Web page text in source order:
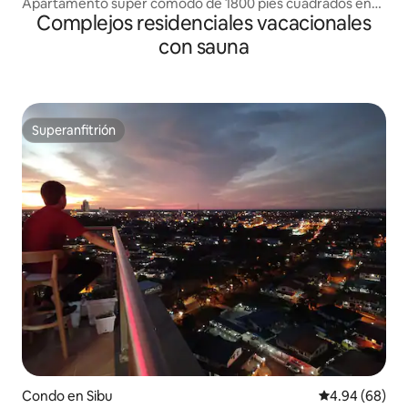
Imperial Suites
Complejos residenciales vacacionales
con sauna
Superanfitrión
Superanfitrión
Condo en Sibu Calificación
4.94 (68)